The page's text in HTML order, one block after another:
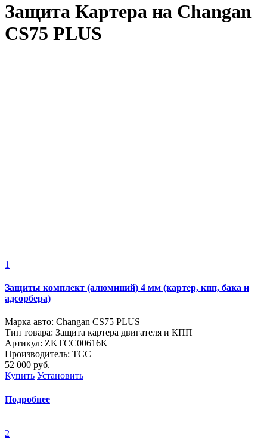
Защита Картера на Changan
CS75 PLUS
1
Защиты комплект (алюминий) 4 мм (картер, кпп, бака и
адсорбера)
Марка авто: Changan CS75 PLUS
Тип товара: Защита картера двигателя и КПП
Артикул: ZKTCC00616K
Производитель: ТСС
52 000 руб.
Купить Установить
Подробнее
2